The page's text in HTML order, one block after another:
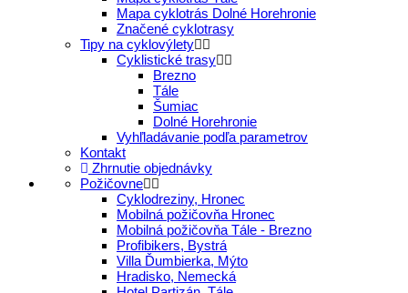
Mapa cyklotrás Dolné Horehronie
Značené cyklotrasy
Tipy na cyklovýlety
Cyklistické trasy
Brezno
Tále
Šumiac
Dolné Horehronie
Vyhľladávanie podľa parametrov
Kontakt
Zhrnutie objednávky
Požičovne
Cyklodreziny, Hronec
Mobilná požičovňa Hronec
Mobilná požičovňa Tále - Brezno
Profibikers, Bystrá
Villa Ďumbierka, Mýto
Hradisko, Nemecká